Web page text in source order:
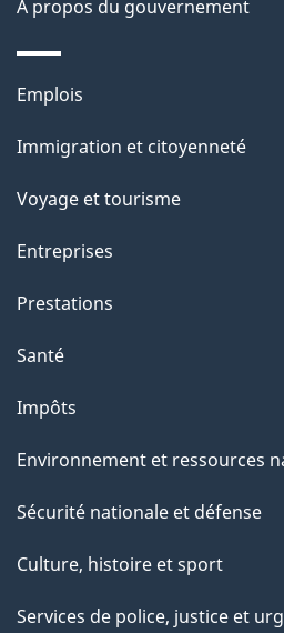
e
l
a
p
a
g
e
À propos du gouvernement
Thèmes
sujets
Emplois
Immigration et citoyenneté
Voyage et tourisme
Entreprises
Prestations
Santé
Impôts
Environnement et ressources
Sécurité nationale et défense
Culture, histoire et sport
Services de police, justice et